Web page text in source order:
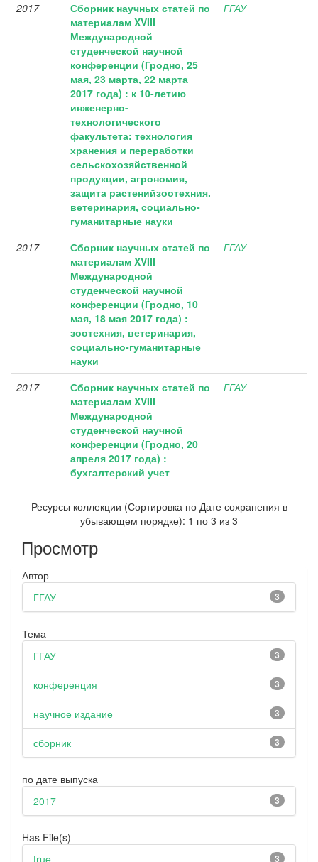
2017
Сборник научных статей по
материалам XVIII
Международной
студенческой научной
конференции (Гродно, 25
мая, 23 марта, 22 марта
2017 года) : к 10-летию
инженерно-
технологического
факультета: технология
хранения и переработки
сельскохозяйственной
продукции, агрономия,
защита растенийзоотехния.
ветеринария, социально-
гуманитарные науки
ГГАУ
2017
Сборник научных статей по
материалам XVIII
Международной
студенческой научной
конференции (Гродно, 10
мая, 18 мая 2017 года) :
зоотехния, ветеринария,
социально-гуманитарные
науки
ГГАУ
2017
Сборник научных статей по
материалам XVIII
Международной
студенческой научной
конференции (Гродно, 20
апреля 2017 года) :
бухгалтерский учет
ГГАУ
Ресурсы коллекции (Сортировка по Дате сохранения в
убывающем порядке): 1 по 3 из 3
Просмотр
Автор
3
ГГАУ
Тема
3
ГГАУ
3
конференция
3
научное издание
3
сборник
по дате выпуска
3
2017
Has File(s)
3